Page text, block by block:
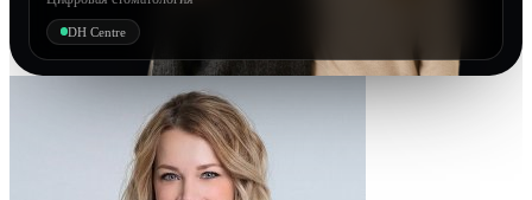
DH Centre